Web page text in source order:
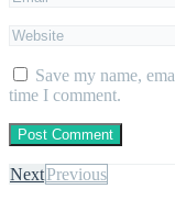
Save my name,
time I comment.
NextPrevious